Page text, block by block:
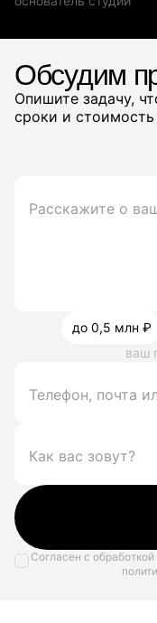
Обсудим
Опишите задачу,
сроки и стоимость
до 0,5 млн ₽
ваш
Согласен с